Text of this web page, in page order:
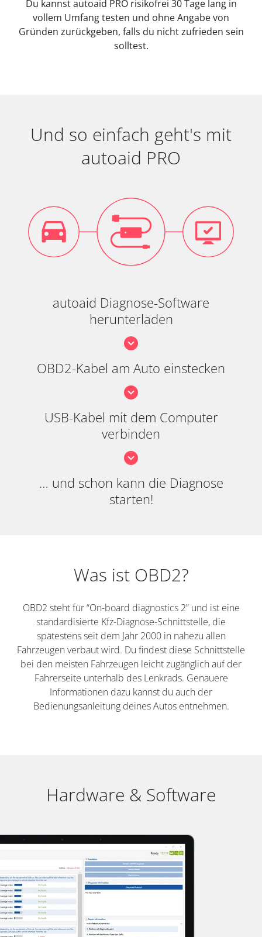
Du kannst autoaid PRO risikofrei 30 Tage lang in
vollem Umfang testen und ohne Angabe von
Gründen zurückgeben, falls du nicht zufrieden sein
solltest.
Und so einfach geht's mit
autoaid PRO
autoaid Diagnose-Software
herunterladen
OBD2-Kabel am Auto einstecken
USB-Kabel mit dem Computer
verbinden
… und schon kann die Diagnose
starten!
Was ist OBD2?
OBD2 steht für “On-board diagnostics 2” und ist eine
standardisierte Kfz-Diagnose-Schnittstelle, die
spätestens seit dem Jahr 2000 in nahezu allen
Fahrzeugen verbaut wird. Du findest diese Schnittstelle
bei den meisten Fahrzeugen leicht zugänglich auf der
Fahrerseite unterhalb des Lenkrads. Genauere
Informationen dazu kannst du auch der
Bedienungsanleitung deines Autos entnehmen.
Hardware & Software